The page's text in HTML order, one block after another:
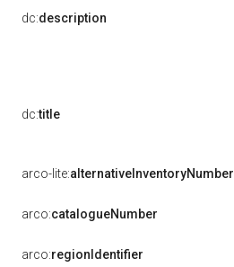
dc:description
dc:title
arco-lite:alternativeInventoryNumber
arco:catalogueNumber
arco:regionIdentifier